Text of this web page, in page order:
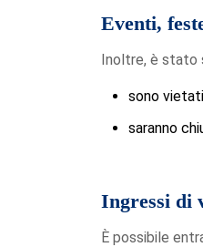
Eventi,
Inoltre, è stato
sono
saranno
Ingressi di
È possibile